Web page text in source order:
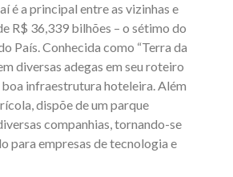
é a principal entre as vizinhas e
R$ 36,339 bilhões – o sétimo do
País. Conhecida como “Terra da
diversas adegas em seu roteiro
infraestrutura hoteleira. Além
dispõe de um parque
companhias, tornando-se
para empresas de tecnologia e